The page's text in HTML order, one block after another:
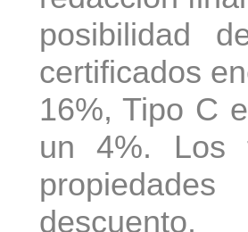
posibilidad
certificados
16%, Tipo C
un 4%. Los
descuento.